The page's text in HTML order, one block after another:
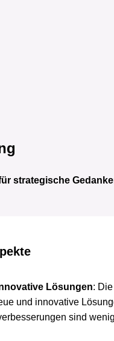
strategische
Lösungen:
und innovative
sind